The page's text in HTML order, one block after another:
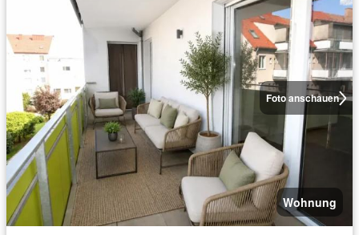
Foto anschauen
Wohnung